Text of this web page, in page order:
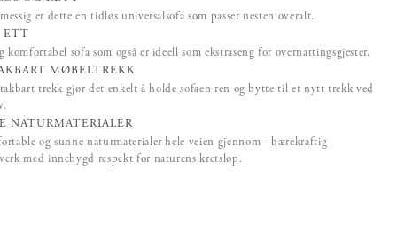
er dette en tidløs universalsofa som passer nesten overalt.
ETT
komfortabel sofa som også er ideell som ekstraseng for overnattingsgjester.
MØBELTREKK
trekk gjør det enkelt å holde sofaen ren og bytte til et nytt trekk ved
NATURMATERIALER
og sunne naturmaterialer hele veien gjennom - bærekraftig
med innebygd respekt for naturens kretsløp.